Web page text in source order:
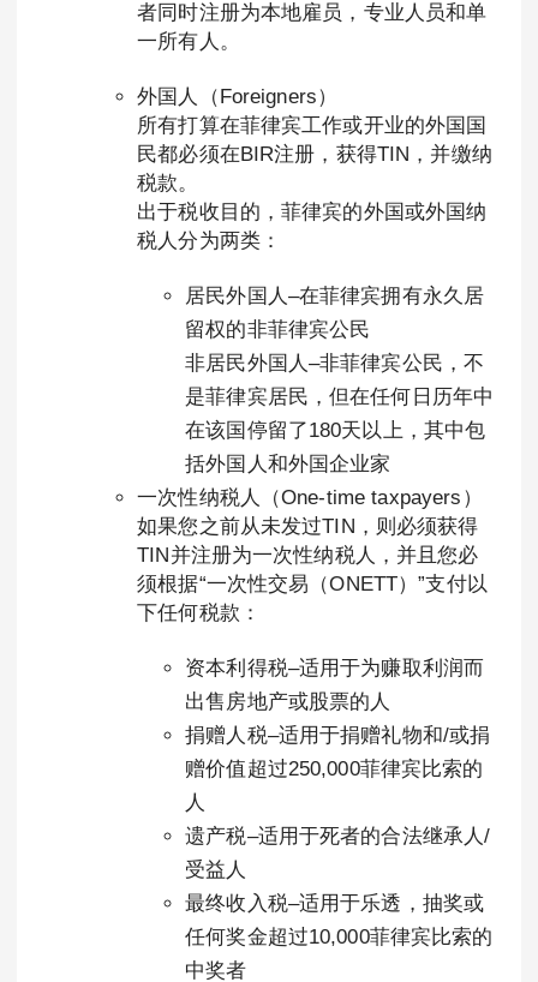
者同时注册为本地雇员，专业人员和单
一所有人。
外国人（Foreigners）
所有打算在菲律宾工作或开业的外国国
民都必须在BIR注册，获得TIN，并缴纳
税款。
出于税收目的，菲律宾的外国或外国纳
税人分为两类：
居民外国人–在菲律宾拥有永久居
留权的非菲律宾公民
非居民外国人–非菲律宾公民，不
是菲律宾居民，但在任何日历年中
在该国停留了180天以上，其中包
括外国人和外国企业家
一次性纳税人（One-time taxpayers）
如果您之前从未发过TIN，则必须获得
TIN并注册为一次性纳税人，并且您必
须根据“一次性交易（ONETT）”支付以
下任何税款：
资本利得税–适用于为赚取利润而
出售房地产或股票的人
捐赠人税–适用于捐赠礼物和/或捐
赠价值超过250,000菲律宾比索的
人
遗产税–适用于死者的合法继承人/
受益人
最终收入税–适用于乐透，抽奖或
任何奖金超过10,000菲律宾比索的
中奖者